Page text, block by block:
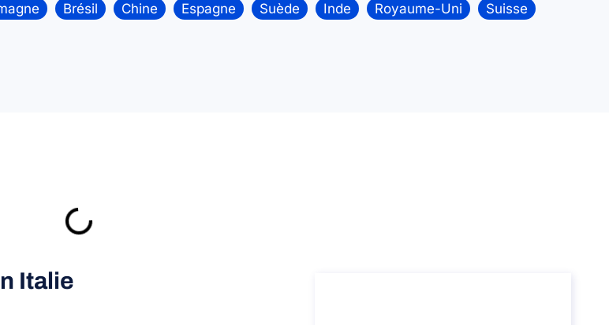
Brésil Chine Espagne Suède Inde Royaume-Uni
Suisse
Italie